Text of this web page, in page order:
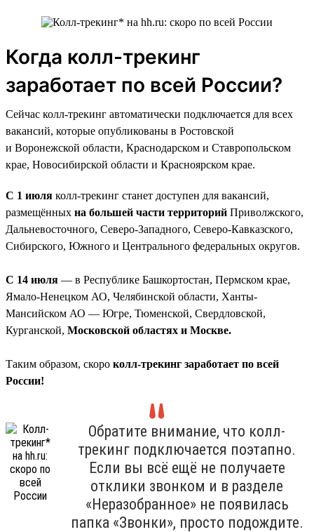
Когда колл-трекинг
заработает по всей России?
Сейчас колл-трекинг автоматически подключается для всех
вакансий, которые опубликованы в Ростовской
и Воронежской области, Краснодарском и Ставропольском
крае, Новосибирской области и Красноярском крае.
С 1 июля колл-трекинг станет доступен для вакансий,
размещённых на большей части территорий Приволжского,
Дальневосточного, Северо-Западного, Северо-Кавказского,
Сибирского, Южного и Центрального федеральных округов.
С 14 июля — в Республике Башкортостан, Пермском крае,
Ямало-Ненецком АО, Челябинской области, Ханты-
Мансийском АО — Югре, Тюменской, Свердловской,
Курганской, Московской областях и Москве.
Таким образом, скоро колл-трекинг заработает по всей
России!
Обратите внимание, что колл-
трекинг подключается поэтапно.
Если вы всё ещё не получаете
отклики звонком и в разделе
«Неразобранное» не появилась
папка «Звонки», просто подождите.